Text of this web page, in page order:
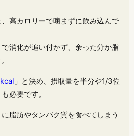
高カロリーで噛まずに飲み込んで
消化が追い付かず、余った分が脂
」と決め、摂取量を半分や1/3位
必要です。
脂肪やタンパク質を食べてしまう